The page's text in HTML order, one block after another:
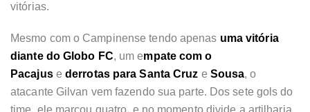
vitórias.
Mesmo com o Campinense tendo apenas uma vitória
diante do Globo FC, um empate com o
Pacajusederrotas para Santa Cruz e Sousa, o
atacante Gilvan vem fazendo sua parte. Dos sete gols do